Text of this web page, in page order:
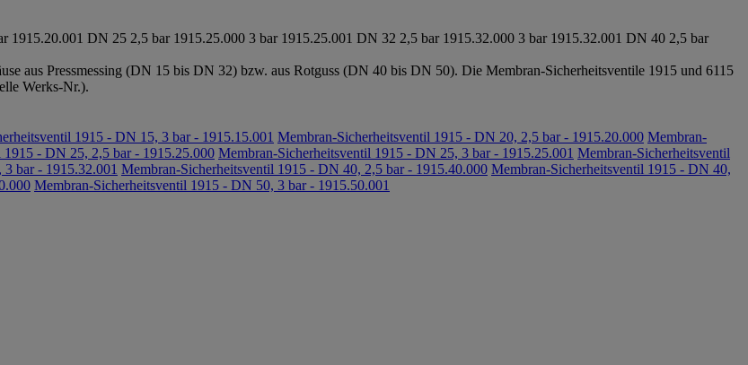
1915.20.001 DN 25 2,5 bar 1915.25.000 3 bar 1915.25.001 DN 32 2,5 bar 1915.32.000 3 bar 1915.32.001 DN 40 2,5 bar
aus Pressmessing (DN 15 bis DN 32) bzw. aus Rotguss (DN 40 bis DN 50). Die Membran-Sicherheitsventile 1915 und 6115
Werks-Nr.).
1915 - DN 15, 3 bar - 1915.15.001 Membran-Sicherheitsventil 1915 - DN 20, 2,5 bar - 1915.20.000 Membran-
- DN 25, 2,5 bar - 1915.25.000 Membran-Sicherheitsventil 1915 - DN 25, 3 bar - 1915.25.001 Membran-Sicherheitsventil
bar - 1915.32.001 Membran-Sicherheitsventil 1915 - DN 40, 2,5 bar - 1915.40.000 Membran-Sicherheitsventil 1915 - DN 40,
Membran-Sicherheitsventil 1915 - DN 50, 3 bar - 1915.50.001